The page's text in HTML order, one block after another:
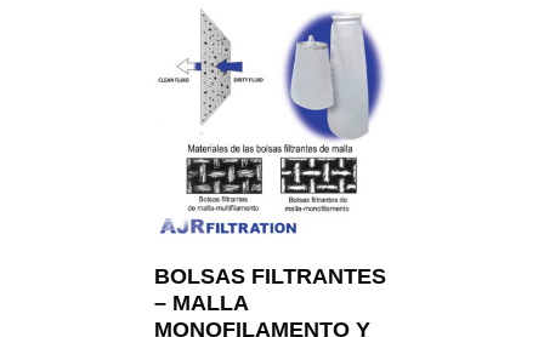
BOLSAS FILTRANTES
– MALLA
MONOFILAMENTO Y